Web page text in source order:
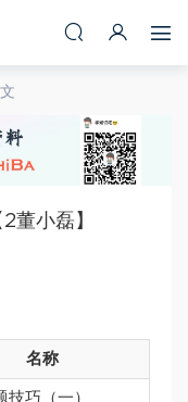
董小磊】
名称
技巧（一）